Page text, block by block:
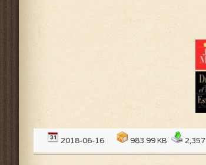
2018-06-16 983.99 KB 2,357